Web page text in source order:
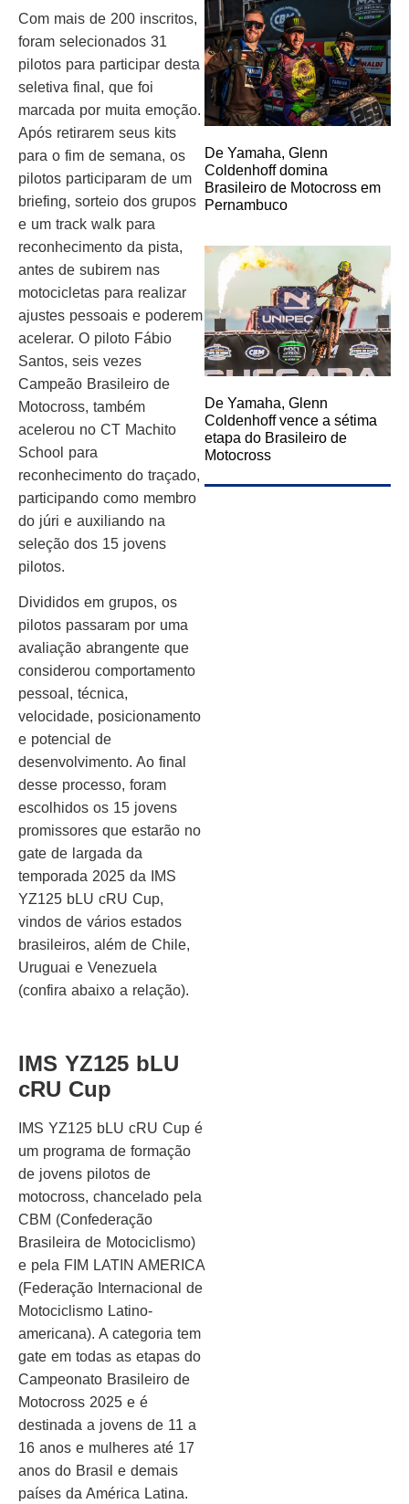
Com mais de 200 inscritos,
foram selecionados 31
pilotos para participar desta
seletiva final, que foi
marcada por muita emoção.
Após retirarem seus kits
para o fim de semana, os
pilotos participaram de um
briefing, sorteio dos grupos
e um track walk para
reconhecimento da pista,
antes de subirem nas
motocicletas para realizar
ajustes pessoais e poderem
acelerar. O piloto Fábio
Santos, seis vezes
Campeão Brasileiro de
Motocross, também
acelerou no CT Machito
School para
reconhecimento do traçado,
participando como membro
do júri e auxiliando na
seleção dos 15 jovens
pilotos.
Divididos em grupos, os
pilotos passaram por uma
avaliação abrangente que
considerou comportamento
pessoal, técnica,
velocidade, posicionamento
e potencial de
desenvolvimento. Ao final
desse processo, foram
escolhidos os 15 jovens
promissores que estarão no
gate de largada da
temporada 2025 da IMS
YZ125 bLU cRU Cup,
vindos de vários estados
brasileiros, além de Chile,
Uruguai e Venezuela
(confira abaixo a relação).
IMS YZ125 bLU
cRU Cup
IMS YZ125 bLU cRU Cup é
um programa de formação
de jovens pilotos de
motocross, chancelado pela
CBM (Confederação
Brasileira de Motociclismo)
e pela FIM LATIN AMERICA
(Federação Internacional de
Motociclismo Latino-
americana). A categoria tem
gate em todas as etapas do
Campeonato Brasileiro de
Motocross 2025 e é
destinada a jovens de 11 a
16 anos e mulheres até 17
anos do Brasil e demais
países da América Latina.
De Yamaha, Glenn
Coldenhoff domina
Brasileiro de Motocross em
Pernambuco
De Yamaha, Glenn
Coldenhoff vence a sétima
etapa do Brasileiro de
Motocross